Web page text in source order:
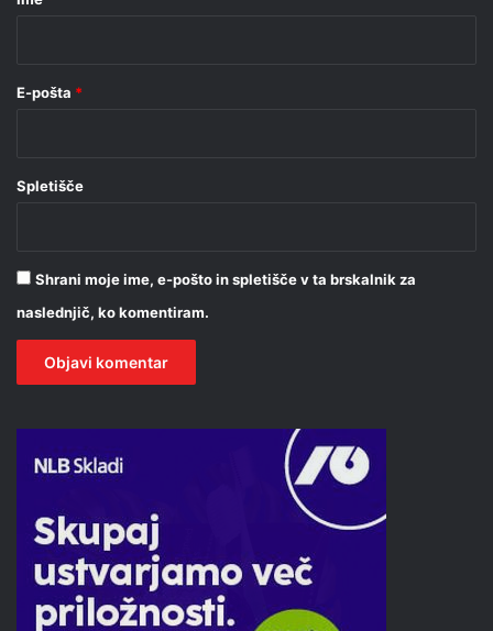
E-pošta *
Spletišče
Shrani moje ime, e-pošto in spletišče v ta brskalnik za
naslednjič, ko komentiram.